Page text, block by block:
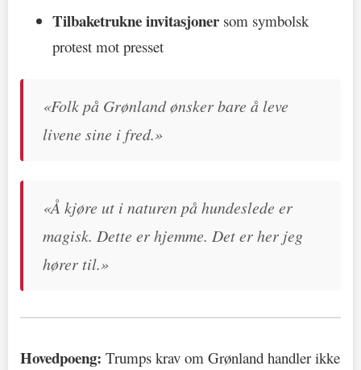
Tilbaketrukne invitasjoner som symbolsk
protest mot presset
«Folk på Grønland ønsker bare å leve
livene sine i fred.»
«Å kjøre ut i naturen på hundeslede er
magisk. Dette er hjemme. Det er her jeg
hører til.»
Hovedpoeng: Trumps krav om Grønland handler ikke